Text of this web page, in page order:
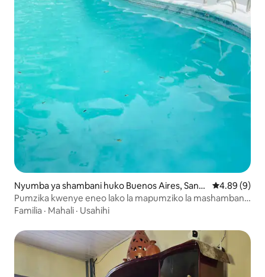
Nyumba ya shambani huko Buenos Aires, Santa
Cruz, Esteli
Ukadiriaji
4.89 (9)
Pumzika kwenye eneo lako la mapumziko la mashambani,
Estelí
Familia · Mahali · Usahihi